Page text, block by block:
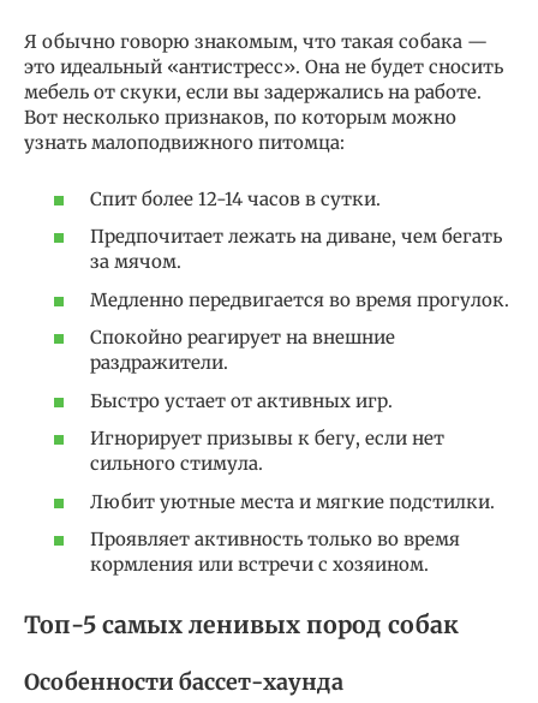
Я обычно говорю знакомым, что такая собака —
это идеальный «антистресс». Она не будет сносить
мебель от скуки, если вы задержались на работе.
Вот несколько признаков, по которым можно
узнать малоподвижного питомца:
Спит более 12-14 часов в сутки.
Предпочитает лежать на диване, чем бегать
за мячом.
Медленно передвигается во время прогулок.
Спокойно реагирует на внешние
раздражители.
Быстро устает от активных игр.
Игнорирует призывы к бегу, если нет
сильного стимула.
Любит уютные места и мягкие подстилки.
Проявляет активность только во время
кормления или встречи с хозяином.
Топ-5 самых ленивых пород собак
Особенности бассет-хаунда